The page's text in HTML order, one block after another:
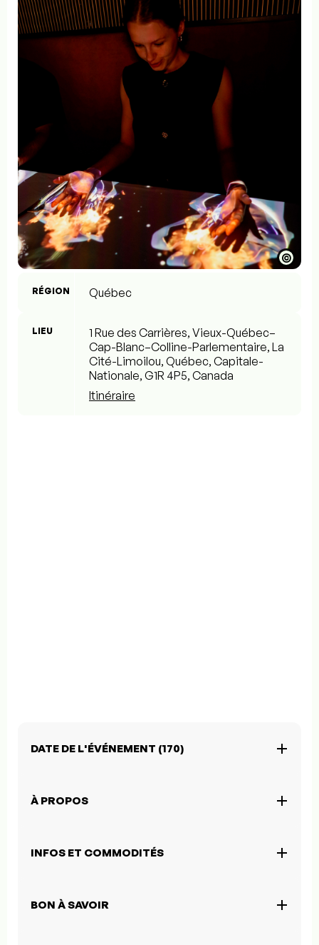
©
RÉGION Québec
LIEU
1 Rue des Carrières, Vieux-Québec–
Cap-Blanc–Colline-Parlementaire, La
Cité-Limoilou, Québec, Capitale-
Nationale, G1R 4P5, Canada
Itinéraire
DATE DE L'ÉVÉNEMENT (170)
À PROPOS
INFOS ET COMMODITÉS
BON À SAVOIR